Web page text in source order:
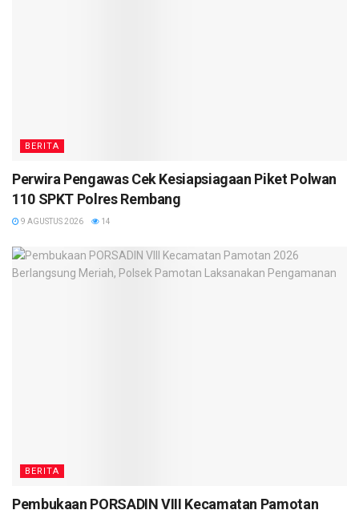
BERITA
Perwira Pengawas Cek Kesiapsiagaan Piket Polwan
110 SPKT Polres Rembang
9 AGUSTUS 2026 14
BERITA
Pembukaan PORSADIN VIII Kecamatan Pamotan